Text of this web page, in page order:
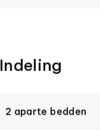
Indeling
2 aparte bedden